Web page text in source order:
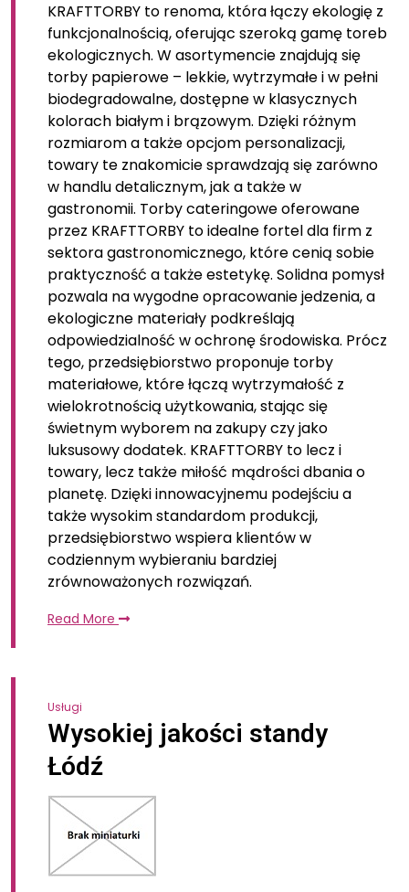
KRAFTTORBY to renoma, która łączy ekologię z
funkcjonalnością, oferując szeroką gamę toreb
ekologicznych. W asortymencie znajdują się
torby papierowe – lekkie, wytrzymałe i w pełni
biodegradowalne, dostępne w klasycznych
kolorach białym i brązowym. Dzięki różnym
rozmiarom a także opcjom personalizacji,
towary te znakomicie sprawdzają się zarówno
w handlu detalicznym, jak a także w
gastronomii. Torby cateringowe oferowane
przez KRAFTTORBY to idealne fortel dla firm z
sektora gastronomicznego, które cenią sobie
praktyczność a także estetykę. Solidna pomysł
pozwala na wygodne opracowanie jedzenia, a
ekologiczne materiały podkreślają
odpowiedzialność w ochronę środowiska. Prócz
tego, przedsiębiorstwo proponuje torby
materiałowe, które łączą wytrzymałość z
wielokrotnością użytkowania, stając się
świetnym wyborem na zakupy czy jako
luksusowy dodatek. KRAFTTORBY to lecz i
towary, lecz także miłość mądrości dbania o
planetę. Dzięki innowacyjnemu podejściu a
także wysokim standardom produkcji,
przedsiębiorstwo wspiera klientów w
codziennym wybieraniu bardziej
zrównoważonych rozwiązań.
Read More
Usługi
Wysokiej jakości standy
Łódź